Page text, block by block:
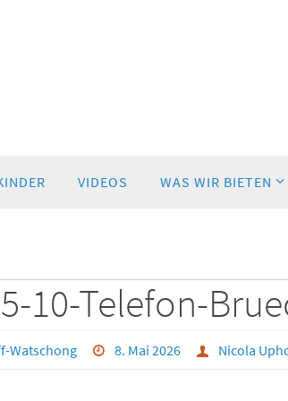
VIDEOS WAS WIR BIETEN
10-Telefon-
Watschong 8. Mai 2026 Nicola